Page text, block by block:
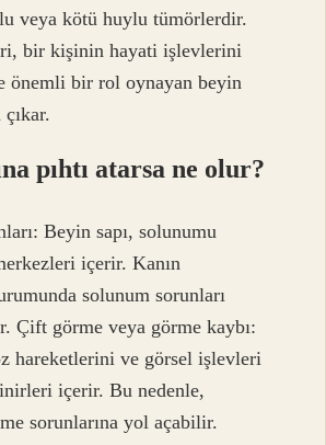
veya kötü huylu tümörlerdir.
bir kişinin hayati işlevlerini
önemli bir rol oynayan beyin
çıkar.
pıhtı atarsa ne olur?
Beyin sapı, solunumu
içerir. Kanın
solunum sorunları
Çift görme veya görme kaybı:
hareketlerini ve görsel işlevleri
içerir. Bu nedenle,
sorunlarına yol açabilir.